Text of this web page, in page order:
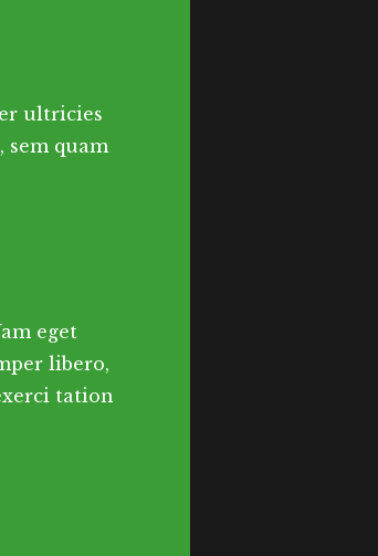
ultricies
sem quam
eget
libero,
tation